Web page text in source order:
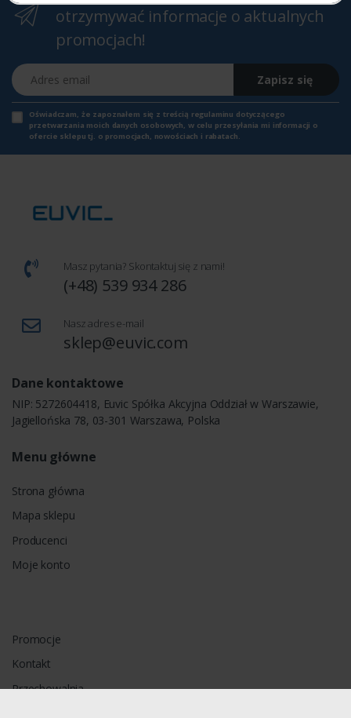
otrzymywać informacje o aktualnych
promocjach!
Adres email
Zapisz się
Oświadczam, że zapoznałem się z treścią regulaminu dotyczącego
przetwarzania moich danych osobowych, w celu przesyłania mi informacji o
ofercie sklepu tj. o promocjach, nowościach i rabatach.
Masz pytania? Skontaktuj się z nami!
(+48) 539 934 286
Nasz adres e-mail
sklep@euvic.com
Dane kontaktowe
NIP: 5272604418, Euvic Spółka Akcyjna Oddział w Warszawie,
Jagiellońska 78, 03-301 Warszawa, Polska
Menu główne
Strona główna
Mapa sklepu
Producenci
Moje konto
Promocje
Kontakt
Przechowalnia